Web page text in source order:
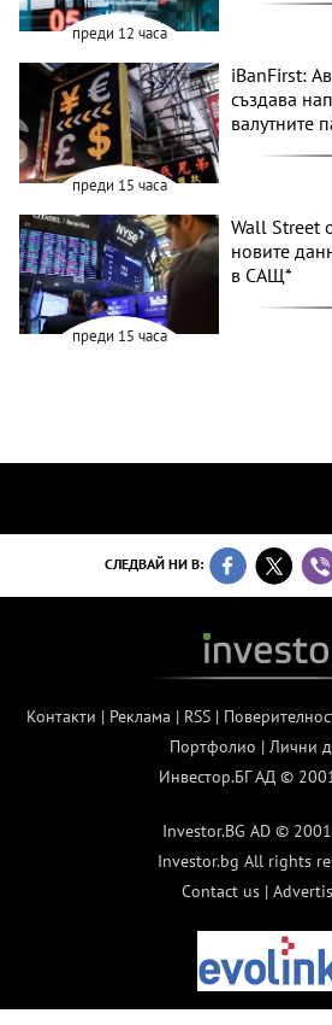
преди 12 часа
преди 15 часа
iBanFirst:
създава
валутните
преди 15 часа
Wall Street
новите
в САЩ*
СЛЕДВАЙ НИ В:
Контакти | Реклама | RSS|
Портфолио | Лични
Инвестор.БГ АД ©
Investor.BG AD ©
Investor.bg All rights
Contact us |